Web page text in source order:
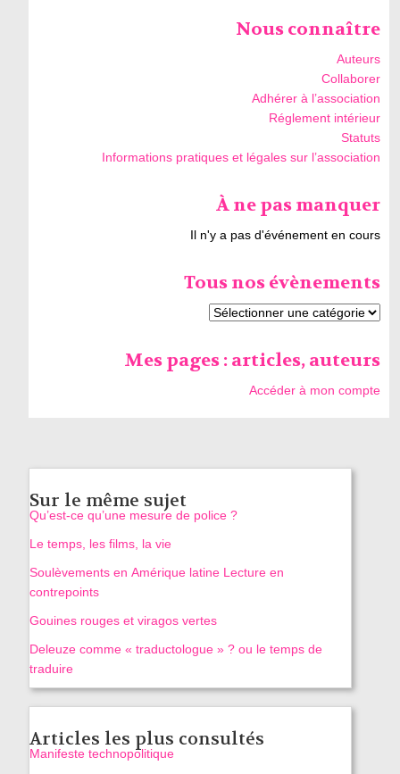
Nous connaître
Auteurs
Collaborer
Adhérer à l’association
Réglement intérieur
Statuts
Informations pratiques et légales sur l’association
À ne pas manquer
Il n'y a pas d'événement en cours
Tous nos évènements
Mes pages : articles, auteurs
Accéder à mon compte
Sur le même sujet
Qu’est-ce qu’une mesure de police ?
Le temps, les films, la vie
Soulèvements en Amérique latine Lecture en
contrepoints
Gouines rouges et viragos vertes
Deleuze comme « traductologue » ? ou le temps de
traduire
Articles les plus consultés
Manifeste technopolitique